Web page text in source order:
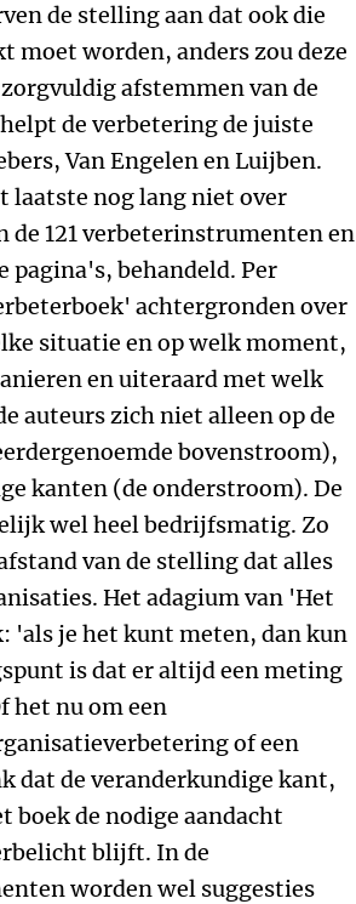
de stelling aan dat ook die
moet worden, anders zou deze
afstemmen van de
de verbetering de juiste
Van Engelen en Luijben.
laatste nog lang niet over
de 121 verbeterinstrumenten en
pagina's, behandeld. Per
achtergronden over
situatie en op welk moment,
en uiteraard met welk
auteurs zich niet alleen op de
bovenstroom),
kanten (de onderstroom). De
wel heel bedrijfsmatig. Zo
van de stelling dat alles
Het adagium van 'Het
'als je het kunt meten, dan kun
is dat er altijd een meting
het nu om een
of een
dat de veranderkundige kant,
boek de nodige aandacht
blijft. In de
worden wel suggesties